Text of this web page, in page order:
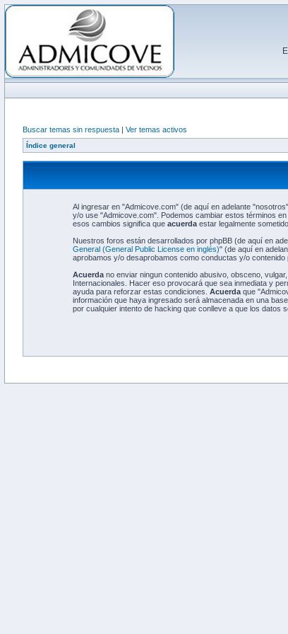
Buscar temas sin respuesta | Ver temas activos
Índice general
Al ingresar en "Admicove.com" (de aquí en adelante
y/o use "Admicove.com". Podemos cambiar estos términos
esos cambios significa que acuerdaestar legalmente
Nuestros foros están desarrollados por phpBB (de aquí en
General (General Public License en inglés)" (de aquí en
aprobamos y/o desaprobamos como conductas y/o
Acuerdano enviar ningun contenido abusivo, obsceno,
Internacionales. Hacer eso provocará que sea inmediata y
ayuda para reforzar estas condiciones. Acuerdaque
información que haya ingresado será almacenada en una
por cualquier intento de hacking que conlleve a que los datos